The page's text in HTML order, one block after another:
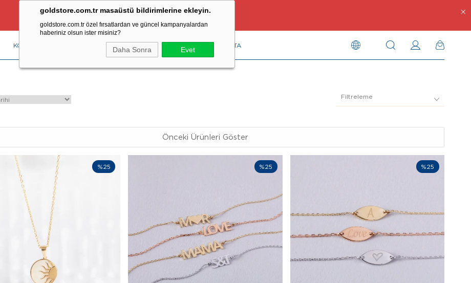
goldstore.com.tr masaüstü bildirimlerine ekleyin.
goldstore.com.tr özel fırsatlardan ve güncel kampanyalardan
haberiniz olsun ister misiniz?
Daha Sonra Evet
Ücretsiz Aynı Gün Kargo Fırsatı
KOLYE BİLEKLİK RENKLİ TAŞLAR PIRLANTA
Filtreleme
Önceki Ürünleri Göster
%25 %25 %25